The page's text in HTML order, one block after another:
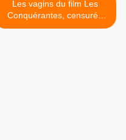
Les vagins du film Les
Conquérantes, censurés
lors d'un festival à Myanmar